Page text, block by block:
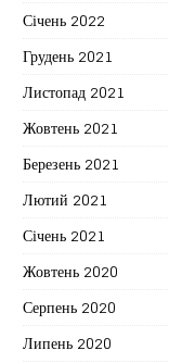
Січень 2022
Грудень 2021
Листопад 2021
Жовтень 2021
Березень 2021
Лютий 2021
Січень 2021
Жовтень 2020
Серпень 2020
Липень 2020